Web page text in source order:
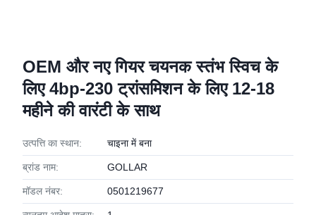
OEM और नए गियर चयनक स्तंभ स्विच के
लिए 4bp-230 ट्रांसमिशन के लिए 12-18
महीने की वारंटी के साथ
उत्पत्ति का स्थान: चाइना में बना
ब्रांड नाम: GOLLAR
मॉडल नंबर: 0501219677